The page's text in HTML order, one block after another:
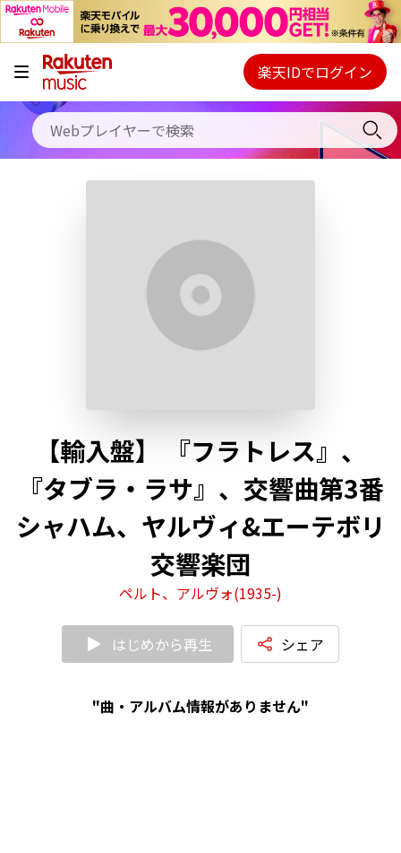
キャンペーン
料金プラン
使い方
Webプレイヤー
ご契約内容の確認・変更
楽天IDでログイン
【輸入盤】 『フラトレス』、
『タブラ・ラサ』、交響曲第3番
シャハム、ヤルヴィ&エーテボリ
交響楽団
ペルト、アルヴォ(1935-)
はじめから再生 シェア
"曲・アルバム情報がありません"